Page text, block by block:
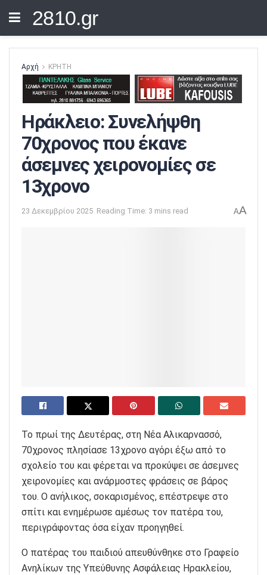
2810.gr
Αρχή ΚΡΗΤΗ
Ηράκλειο: Συνελήψθη
70χρονος που έκανε
άσεμνες χειρονομίες σε
13χρονο
23 Δεκεμβρίου 2025 Reading Time: 3 mins read AA
Το πρωί της Δευτέρας, στη Νέα Αλικαρνασσό,
70χρονος πλησίασε 13χρονο αγόρι έξω από το
σχολείο του και φέρεται να προκύψει σε άσεμνες
χειρονομίες και ανάρμοστες φράσεις σε βάρος
του. Ο ανήλικος, σοκαρισμένος, επέστρεψε στο
σπίτι και ενημέρωσε αμέσως τον πατέρα του,
περιγράφοντας όσα είχαν προηγηθεί.
Ο πατέρας του παιδιού απευθύνθηκε στο Γραφείο
Ανηλίκων της Υπεύθυνης Ασφάλειας Ηρακλείου,